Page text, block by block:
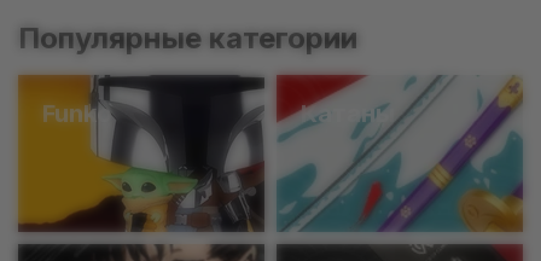
Популярные категории
Funko Катаны